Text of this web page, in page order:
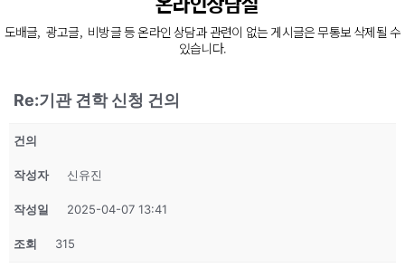
늘 처음의 마음으로 함께 하겠습니다.
온라인상담실
도배글, 광고글, 비방글 등 온라인 상담과 관련이 없는 게시글은 무통보 삭제될 수
있습니다.
Re:기관 견학 신청 건의
건의
작성자 신유진
작성일 2025-04-07 13:41
조회 315